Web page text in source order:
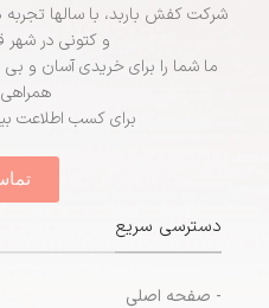
شرکت کفش باربد، با سالها
و کتونی در
ما شما را برای خریدی آسان و
برای کسب اطلاعت
دسترسی سریع
- صفحه اصلی